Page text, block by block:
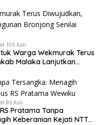
106 Kali
Warga Wekmurak Terus
Malaka Lanjutkan
86 Kali
Pratama Tanpa
Keberanian Kejati NTT